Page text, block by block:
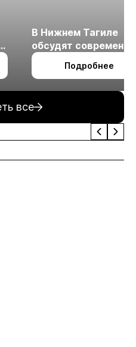
В Нижнем Тагиле
обсудят
технологии
измельчения
Подробнее
все